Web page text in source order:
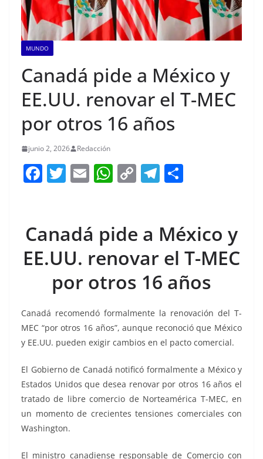
MUNDO
Canadá pide a México y
EE.UU. renovar el T-MEC
por otros 16 años
junio 2, 2026 Redacción
F
e
b
o
o
k
T
er
E
l
W
s
A
p
p
C
y
Li
n
k
T
gr
a
m
e
Canadá pide a México y
EE.UU. renovar el T-MEC
por otros 16 años
Canadá recomendó formalmente la renovación del T-
MEC “por otros 16 años”, aunque reconoció que México
y EE.UU. pueden exigir cambios en el pacto comercial.
El Gobierno de Canadá notificó formalmente a México y
Estados Unidos que desea renovar por otros 16 años el
tratado de libre comercio de Norteamérica T-MEC, en
un momento de crecientes tensiones comerciales con
Washington.
El ministro canadiense responsable de Comercio con